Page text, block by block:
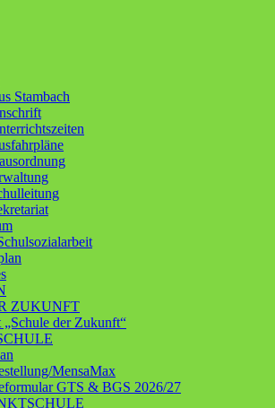
Contwig
Stambach
ZUKUNFT
„Schule der Zukunft“
MensaMax
GTS & BGS 2026/27